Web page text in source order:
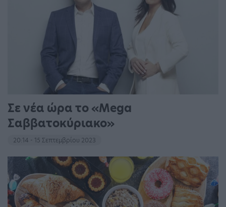
Σε νέα ώρα το «Mega
Σαββατοκύριακο»
20:14 - 15 Σεπτεμβρίου 2023